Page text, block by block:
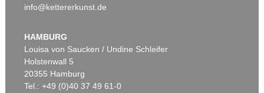
info@kettererkunst.de
HAMBURG
Louisa von Saucken / Undine Schleifer
Holstenwall 5
20355 Hamburg
Tel.: +49 (0)40 37 49 61-0